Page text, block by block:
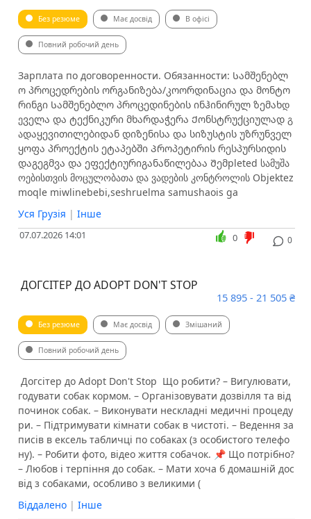
Без резюме Має досвід В офісі
Повний робочий день
Зарплата по договоренности. Обязанности: Სამშენებლ
ო პროცედრების ორგანიზება/კოორდინაცია და მონტო
რინგი Სამშენებლო პროცედინების ინჰინირულ ზემახდ
ეველა და ტექნიკური მხარდაჭერა Ქონსტრუქციულად გ
ადაყევითილებიდან დიზენისა და სიზუსტის უზრუნველ
ყოფა პროექტის ეტაპებში Პროპეტირის რესპურსიდის
დაგეგმვა და ეფექტიურიგანაწილებაა Შემpleted სამუშა
ოებისთვის მოცულობათა და ვადების კონტროლის Objektez
moqle miwlinebebi,seshruelma samushaois ga
Уся Грузія | Інше
07.07.2026 14:01 0
0
️ ДОГСІТЕР ДО ADOPT DON'T STOP
15 895 - 21 505 ₴
Без резюме Має досвід Змішаний
Повний робочий день
️ Догсітер до Adopt Don't Stop ️ Що робити? – Вигулювати,
годувати собак кормом. – Організовувати дозвілля та від
починок собак. – Виконувати нескладні медичні процеду
ри. – Підтримувати кімнати собак в чистоті. – Ведення за
писів в ексель табличці по собаках (з особистого телефо
ну). – Робити фото, відео життя собачок. 📌 Що потрібно?
– Любов і терпіння до собак. – Мати хоча б домашній дос
від з собаками, особливо з великими (
Віддалено | Інше